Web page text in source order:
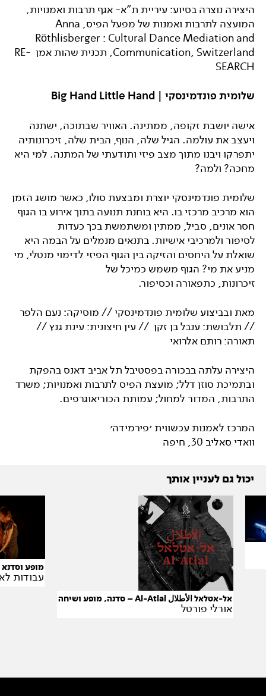
היצירה נוצרה בסיוע: עיריית ת"א- אגף תרבות ואמנויות,
המועצה לתרבות ואמנות של מפעל הפיס, Anna
Röthlisberger : Cultural Dance Mediation and
Communication, Switzerland,
תכנית שהות אמן RE-
SEARCH
שלומית פונדמינסקי | Big Hand Little Hand
אישה יושבת זקופה, ממתינה. האוויר שבתוכה, ישתנה
ויעצב את עולמה. הגיל שלה, הנוף, הבית שלה, זיכרונותיה
יתפרקו ויבנו מתוך מצב פיזי ותודעתי של המתנה. למי היא
מחכה? ולמה?
שלומית פונדמינסקי יוצרת ומבצעת סולו, כאשר מושג הזמן
הוא מרכיב מרכזי בו. היא בוחנת תנועה בתוך אירוע בו הגוף
חסר אונים, סביל, ממתין ומשתמשת בכך כעדות
לסיפור ולמרכיבי אישיות. בתנאים מנמלים על הבמה היא
שואלת על היחסים והזיקה בין הגוף הפיזי לדימוי מנטלי, מי
מניע את מי? הגוף משמש כמיכל של
זיכרונות, כתפאורה וכסיפור.
מאת ובביצוע שלומית פונדמינסקי // מוסיקה: נעם הלפר
// תלבושת: ענבל בן זקן // עין חיצונית: עינת גנץ //
תאורה: רותם אלרואי
היצירה עלתה בבכורה בפסטיבל תל אביב דאנס בהפקת
ובתמיכת סוזן דלל; מועצת הפיס לתרבות ואמנויות; משרד
התרבות, המדור למחול; עמותת הכוריאוגרפים.
המרכז לאמנות עכשווית ׳פירמידה׳
וואדי סאליב 30, חיפה
יכול גם לעניין אותך
אל-אטלאל الأطلال Al-Atlal – סדנה, מופע ושיחה
אורלי פורטל
מופע
עבודות